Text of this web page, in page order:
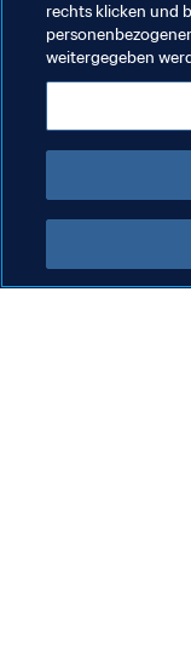
Verwandte
FIFA Fussball-
Iraq AFC
rechts klicken und
weitergegeben